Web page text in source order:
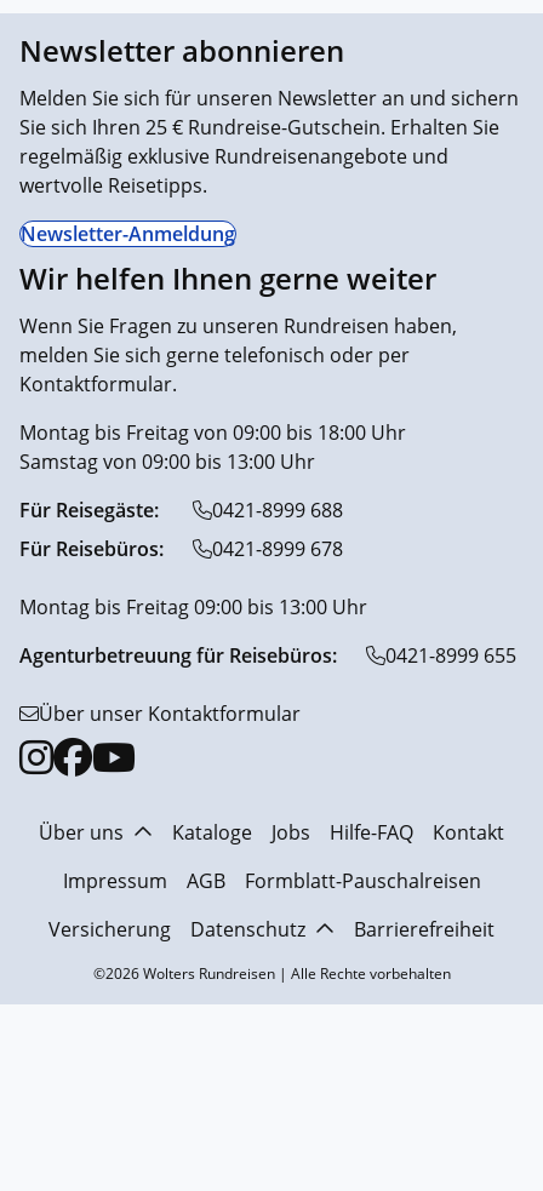
Newsletter abonnieren
Melden Sie sich für unseren Newsletter an und sichern
Sie sich Ihren 25 € Rundreise-Gutschein. Erhalten Sie
regelmäßig exklusive Rundreisenangebote und
wertvolle Reisetipps.
Newsletter-Anmeldung
Wir helfen Ihnen gerne weiter
Wenn Sie Fragen zu unseren Rundreisen haben,
melden Sie sich gerne telefonisch oder per
Kontaktformular.
Montag bis Freitag von 09:00 bis 18:00 Uhr
Samstag von 09:00 bis 13:00 Uhr
Für Reisegäste:
0421-8999 688
Für Reisebüros:
0421-8999 678
Montag bis Freitag 09:00 bis 13:00 Uhr
Agenturbetreuung für Reisebüros:
0421-8999 655
Über unser Kontaktformular
Über uns Kataloge Jobs Hilfe-FAQ
Kontakt
Impressum
AGB
Formblatt-Pauschalreisen
Versicherung
Datenschutz Barrierefreiheit
©2026 Wolters Rundreisen | Alle Rechte vorbehalten